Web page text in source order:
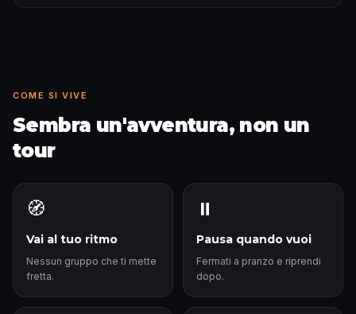
COME SI VIVE
Sembra un'avventura, non un
tour
🧭
Vai al tuo ritmo
Nessun gruppo che ti mette
fretta.
⏸️
Pausa quando vuoi
Fermati a pranzo e riprendi
dopo.